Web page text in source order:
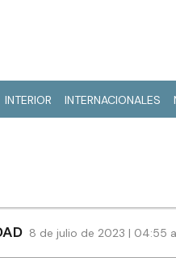
INTERIOR INTERNACIONALES
8 de julio de 2023 | 04:55